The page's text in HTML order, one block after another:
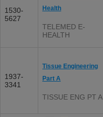
1530-
5627
Health
TELEMED E-
HEALTH
1937-
3341
Tissue Engineering
Part A
TISSUE ENG PT A